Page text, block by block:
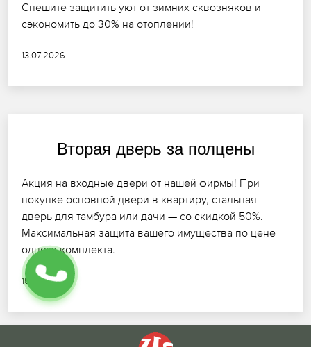
Спешите защитить уют от зимних сквозняков и
сэкономить до 30% на отоплении!
13.07.2026
Вторая дверь за полцены
Акция на входные двери от нашей фирмы! При
покупке основной двери в квартиру, стальная
дверь для тамбура или дачи — со скидкой 50%.
Максимальная защита вашего имущества по цене
одного комплекта.
15.07.2026